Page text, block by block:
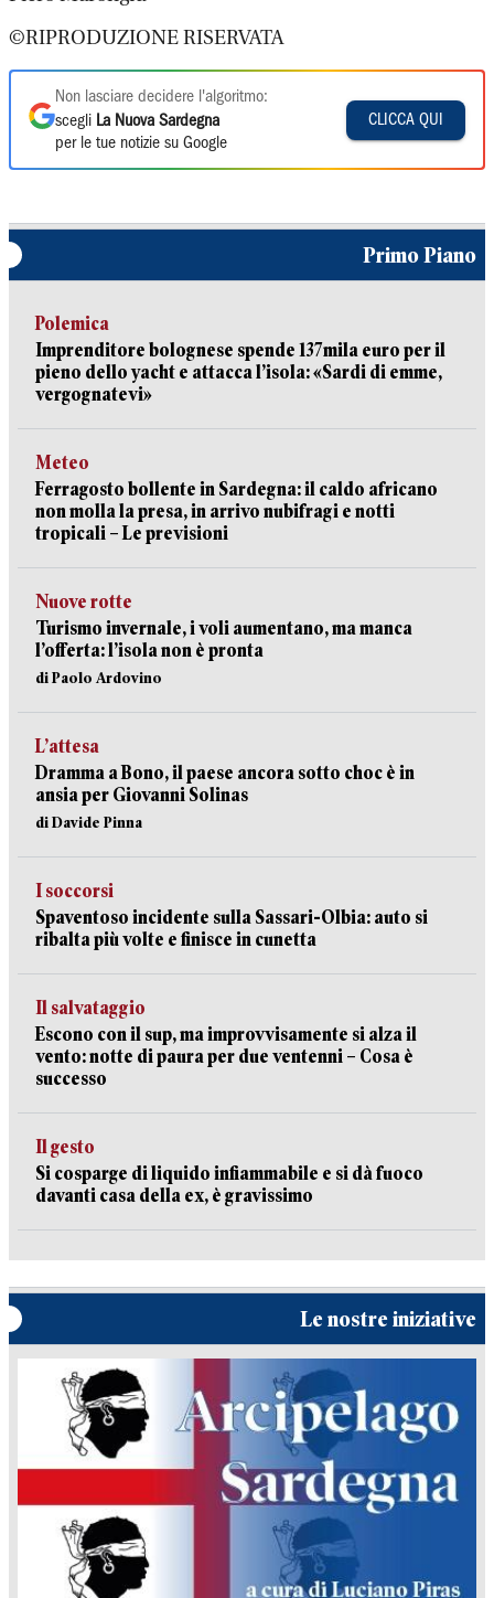
©RIPRODUZIONE RISERVATA
Non lasciare decidere l'algoritmo:
scegli La Nuova Sardegna
per le tue notizie su Google
CLICCA QUI
Primo Piano
Polemica
Imprenditore bolognese spende 137mila euro per il
pieno dello yacht e attacca l’isola: «Sardi di emme,
vergognatevi»
Meteo
Ferragosto bollente in Sardegna: il caldo africano
non molla la presa, in arrivo nubifragi e notti
tropicali – Le previsioni
Nuove rotte
Turismo invernale, i voli aumentano, ma manca
l’offerta: l’isola non è pronta
di Paolo Ardovino
L’attesa
Dramma a Bono, il paese ancora sotto choc è in
ansia per Giovanni Solinas
di Davide Pinna
I soccorsi
Spaventoso incidente sulla Sassari-Olbia: auto si
ribalta più volte e finisce in cunetta
Il salvataggio
Escono con il sup, ma improvvisamente si alza il
vento: notte di paura per due ventenni – Cosa è
successo
Il gesto
Si cosparge di liquido infiammabile e si dà fuoco
davanti casa della ex, è gravissimo
Le nostre iniziative